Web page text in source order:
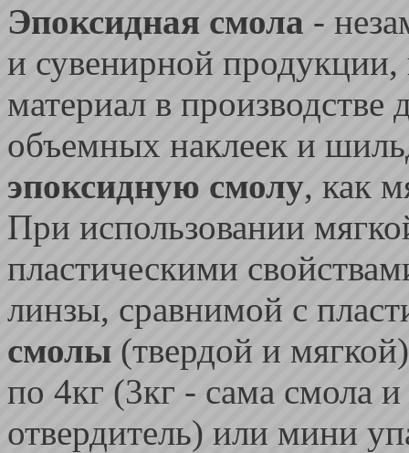
Эпоксидная смола -
и сувенирной продукции,
материал в производстве
объемных наклеек и
эпоксидную смолу, как
При использовании
пластическими
линзы, сравнимой с
смолы (твердой и
по 4кг (3кг - сама смола
отвердитель) или мини